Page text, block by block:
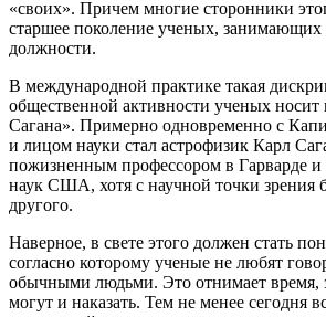
«своих». Причем многие сторонники
старшее поколение ученых, занимающих
должности.
В международной практике такая
общественной активности ученых носит
Сагана». Примерно одновременно с
и лицом науки стал астрофизик Карл
пожизненным профессором в Гарварде
наук США, хотя с научной точки зрения
другого.
Наверное, в свете этого должен стать
согласно которому ученые не любят
обычными людьми. Это отнимает время,
могут и наказать. Тем не менее сегодня